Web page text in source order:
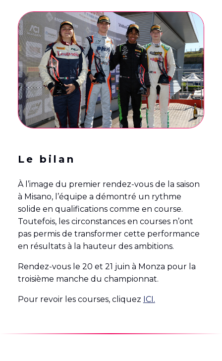
Le bilan
À l’image du premier rendez-vous de la saison
à Misano, l’équipe a démontré un rythme
solide en qualifications comme en course.
Toutefois, les circonstances en courses n’ont
pas permis de transformer cette performance
en résultats à la hauteur des ambitions.
Rendez-vous le 20 et 21 juin à Monza pour la
troisième manche du championnat.
Pour revoir les courses, cliquez ICI.